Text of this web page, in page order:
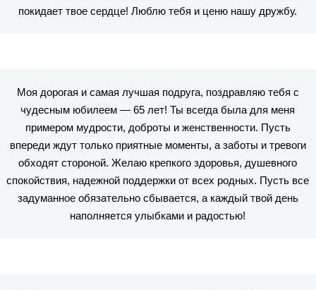
покидает твое сердце! Люблю тебя и ценю нашу дружбу.
Моя дорогая и самая лучшая подруга, поздравляю тебя с
чудесным юбилеем — 65 лет! Ты всегда была для меня
примером мудрости, доброты и женственности. Пусть
впереди ждут только приятные моменты, а заботы и тревоги
обходят стороной. Желаю крепкого здоровья, душевного
спокойствия, надежной поддержки от всех родных. Пусть все
задуманное обязательно сбывается, а каждый твой день
наполняется улыбками и радостью!